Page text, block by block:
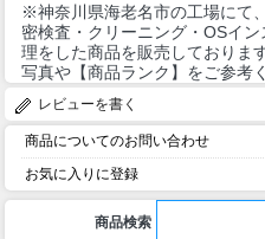
※神奈川県海老名市の工場にて
密検査・クリーニング・OSイ
理をした商品を販売しておりま
写真や【商品ランク】をご参考
レビューを書く
商品についてのお問い合わせ
お気に入りに登録
商品検索